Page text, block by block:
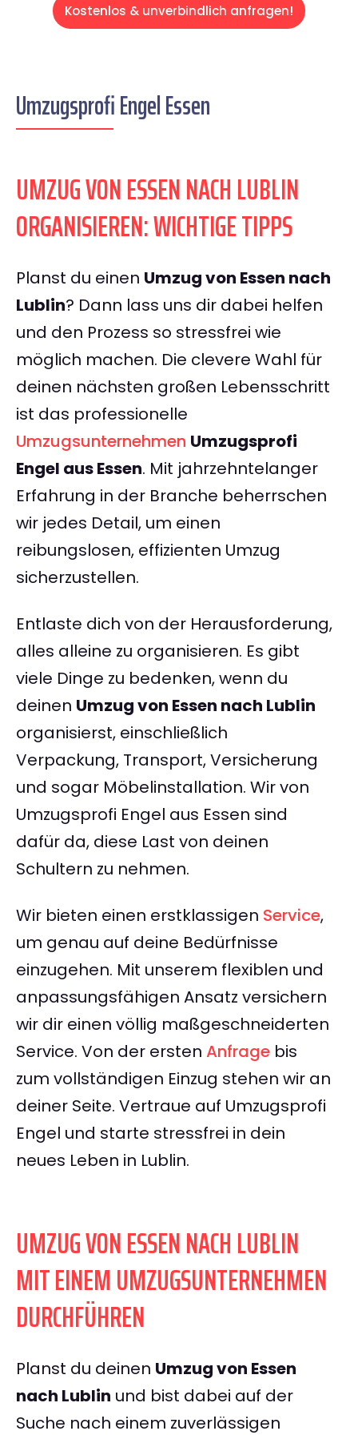
Kostenlos & unverbindlich anfragen!
Umzugsprofi Engel Essen
UMZUG VON ESSEN NACH LUBLIN
ORGANISIEREN: WICHTIGE TIPPS
Planst du einen Umzug von Essen nach
Lublin? Dann lass uns dir dabei helfen
und den Prozess so stressfrei wie
möglich machen. Die clevere Wahl für
deinen nächsten großen Lebensschritt
ist das professionelle
Umzugsunternehmen Umzugsprofi
Engel aus Essen. Mit jahrzehntelanger
Erfahrung in der Branche beherrschen
wir jedes Detail, um einen
reibungslosen, effizienten Umzug
sicherzustellen.
Entlaste dich von der Herausforderung,
alles alleine zu organisieren. Es gibt
viele Dinge zu bedenken, wenn du
deinen Umzug von Essen nach Lublin
organisierst, einschließlich
Verpackung, Transport, Versicherung
und sogar Möbelinstallation. Wir von
Umzugsprofi Engel aus Essen sind
dafür da, diese Last von deinen
Schultern zu nehmen.
Wir bieten einen erstklassigen Service,
um genau auf deine Bedürfnisse
einzugehen. Mit unserem flexiblen und
anpassungsfähigen Ansatz versichern
wir dir einen völlig maßgeschneiderten
Service. Von der ersten Anfrage bis
zum vollständigen Einzug stehen wir an
deiner Seite. Vertraue auf Umzugsprofi
Engel und starte stressfrei in dein
neues Leben in Lublin.
UMZUG VON ESSEN NACH LUBLIN
MIT EINEM UMZUGSUNTERNEHMEN
DURCHFÜHREN
Planst du deinen Umzug von Essen
nach Lublin und bist dabei auf der
Suche nach einem zuverlässigen